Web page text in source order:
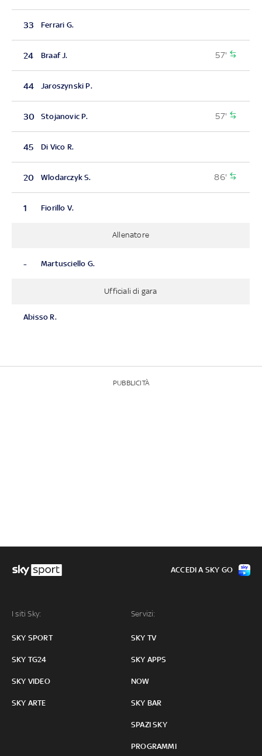
33 Ferrari G.
24 Braaf J. 57'
44 Jaroszynski P.
30 Stojanovic P. 57'
45 Di Vico R.
20 Wlodarczyk S. 86'
1 Fiorillo V.
Allenatore
- Martusciello G.
Ufficiali di gara
Abisso R.
PUBBLICITÀ
I siti Sky:
SKY SPORT
SKY TG24
SKY VIDEO
SKY ARTE
Servizi:
SKY TV
SKY APPS
NOW
SKY BAR
SPAZI SKY
PROGRAMMI
ACCEDI A SKY GO